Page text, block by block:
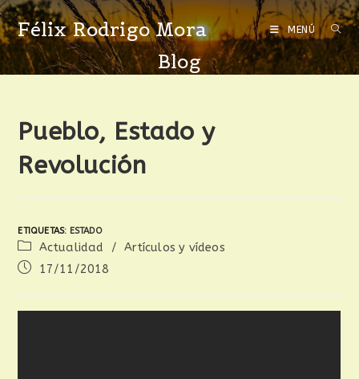
Félix Rodrigo Mora MENÚ
Blog
Pueblo, Estado y
Revolución
ETIQUETAS: ESTADO
Actualidad /
Artículos y vídeos
17/11/2018